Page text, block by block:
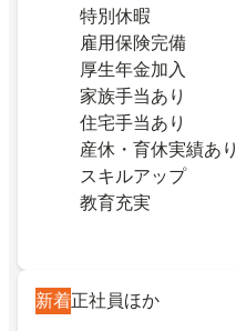
特別休暇
雇用保険完備
厚生年金加入
家族手当あり
住宅手当あり
産休・育休実績あり
スキルアップ
教育充実
新着正社員ほか